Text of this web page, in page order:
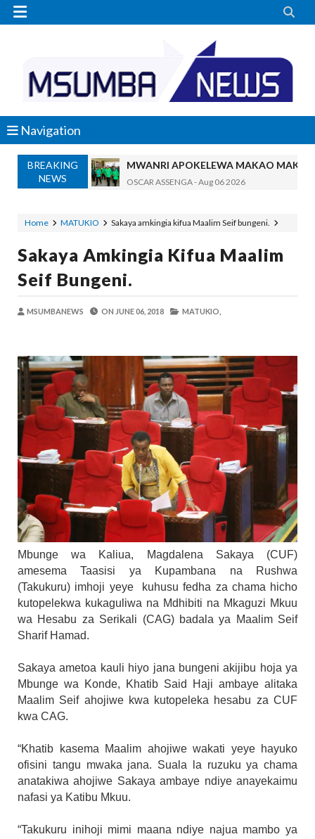
 
Navigation
BREAKING
NEWS
MWANRI APOKELEWA MAKAO
OSCAR ASSENGA-Aug 06 2026
Zawadi - Aug 06 2026
Zawadi -Aug 06 2026
OSCAR ASSENGA
TBS YATOA ELIMU YA UBORA WA
MSUMBA-Aug 06 2026
WAJASIRIAMALI KUTOKA PEMBA
MSUMBA-Aug 06 2026
TBS YAWAHIMIZA WAJASIRIAMALI
OSCAR ASSENGA-Aug 06 2026
NAIBU KATIBU MKUU UJENZI
OSCAR ASSENGA Aug 06 2026
Maisha Yangu Yalikuwa Kwenye Giza
Zawadi-Aug 06 2026
Home MATUKIO Sakaya amkingia kifua Maalim Seif bungeni.
Sakaya Amkingia Kifua Maalim
Seif Bungeni.
MSUMBANEWS ON JUNE 06, 2018 MATUKIO,
Mbunge wa Kaliua, Magdalena Sakaya (CUF)
amesema Taasisi ya Kupambana na Rushwa
(Takukuru) imhoji yeye kuhusu fedha za chama hicho
kutopelekwa kukaguliwa na Mdhibiti na Mkaguzi Mkuu
wa Hesabu za Serikali (CAG) badala ya Maalim Seif
Sharif Hamad.
Sakaya ametoa kauli hiyo jana bungeni akijibu hoja ya
Mbunge wa Konde, Khatib Said Haji ambaye alitaka
Maalim Seif ahojiwe kwa kutopeleka hesabu za CUF
kwa CAG.
“Khatib kasema Maalim ahojiwe wakati yeye hayuko
ofisini tangu mwaka jana. Suala la ruzuku ya chama
anatakiwa ahojiwe Sakaya ambaye ndiye anayekaimu
nafasi ya Katibu Mkuu.
“Takukuru inihoji mimi maana ndiye najua mambo ya